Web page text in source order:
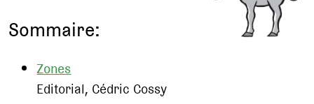
Sommaire:
Zones
Editorial, Cédric Cossy